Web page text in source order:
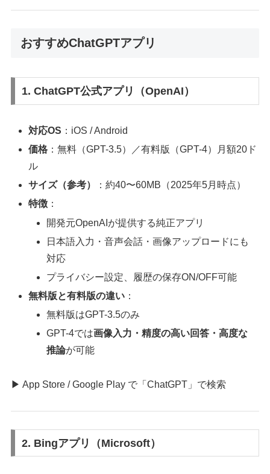
おすすめChatGPTアプリ
1. ChatGPT公式アプリ（OpenAI）
対応OS ：iOS / Android
価格 ：無料（GPT-3.5）／有料版（GPT-4）月額20ド
ル
サイズ（参考）
：約40〜60MB（2025年5月時点）
特徴 ：
開発元OpenAIが提供する純正アプリ
日本語入力・音声会話・画像アップロードにも
対応
プライバシー設定、履歴の保存ON/OFF可能
無料版と有料版の違い ：
無料版はGPT-3.5のみ
GPT-4では画像入力・精度の高い回答・高度な
推論が可能
▶ App Store / Google Play で「ChatGPT」で検索
2. Bingアプリ（Microsoft）